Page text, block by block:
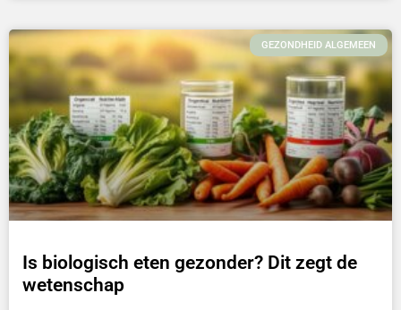
GEZONDHEID ALGEMEEN
Is biologisch eten gezonder? Dit zegt de
wetenschap